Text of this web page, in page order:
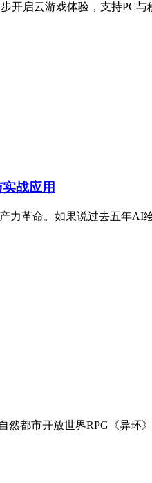
开启云游戏体验，支持PC
战应用
力革命。如果说过去五年AI
然都市开放世界RPG《异环